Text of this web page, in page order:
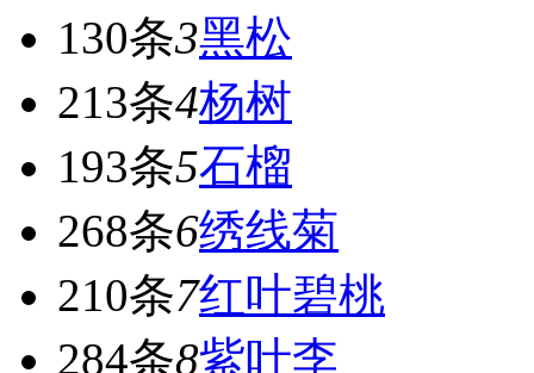
130条3黑松
213条4杨树
193条5石榴
268条6绣线菊
210条7红叶碧桃
284条8紫叶李